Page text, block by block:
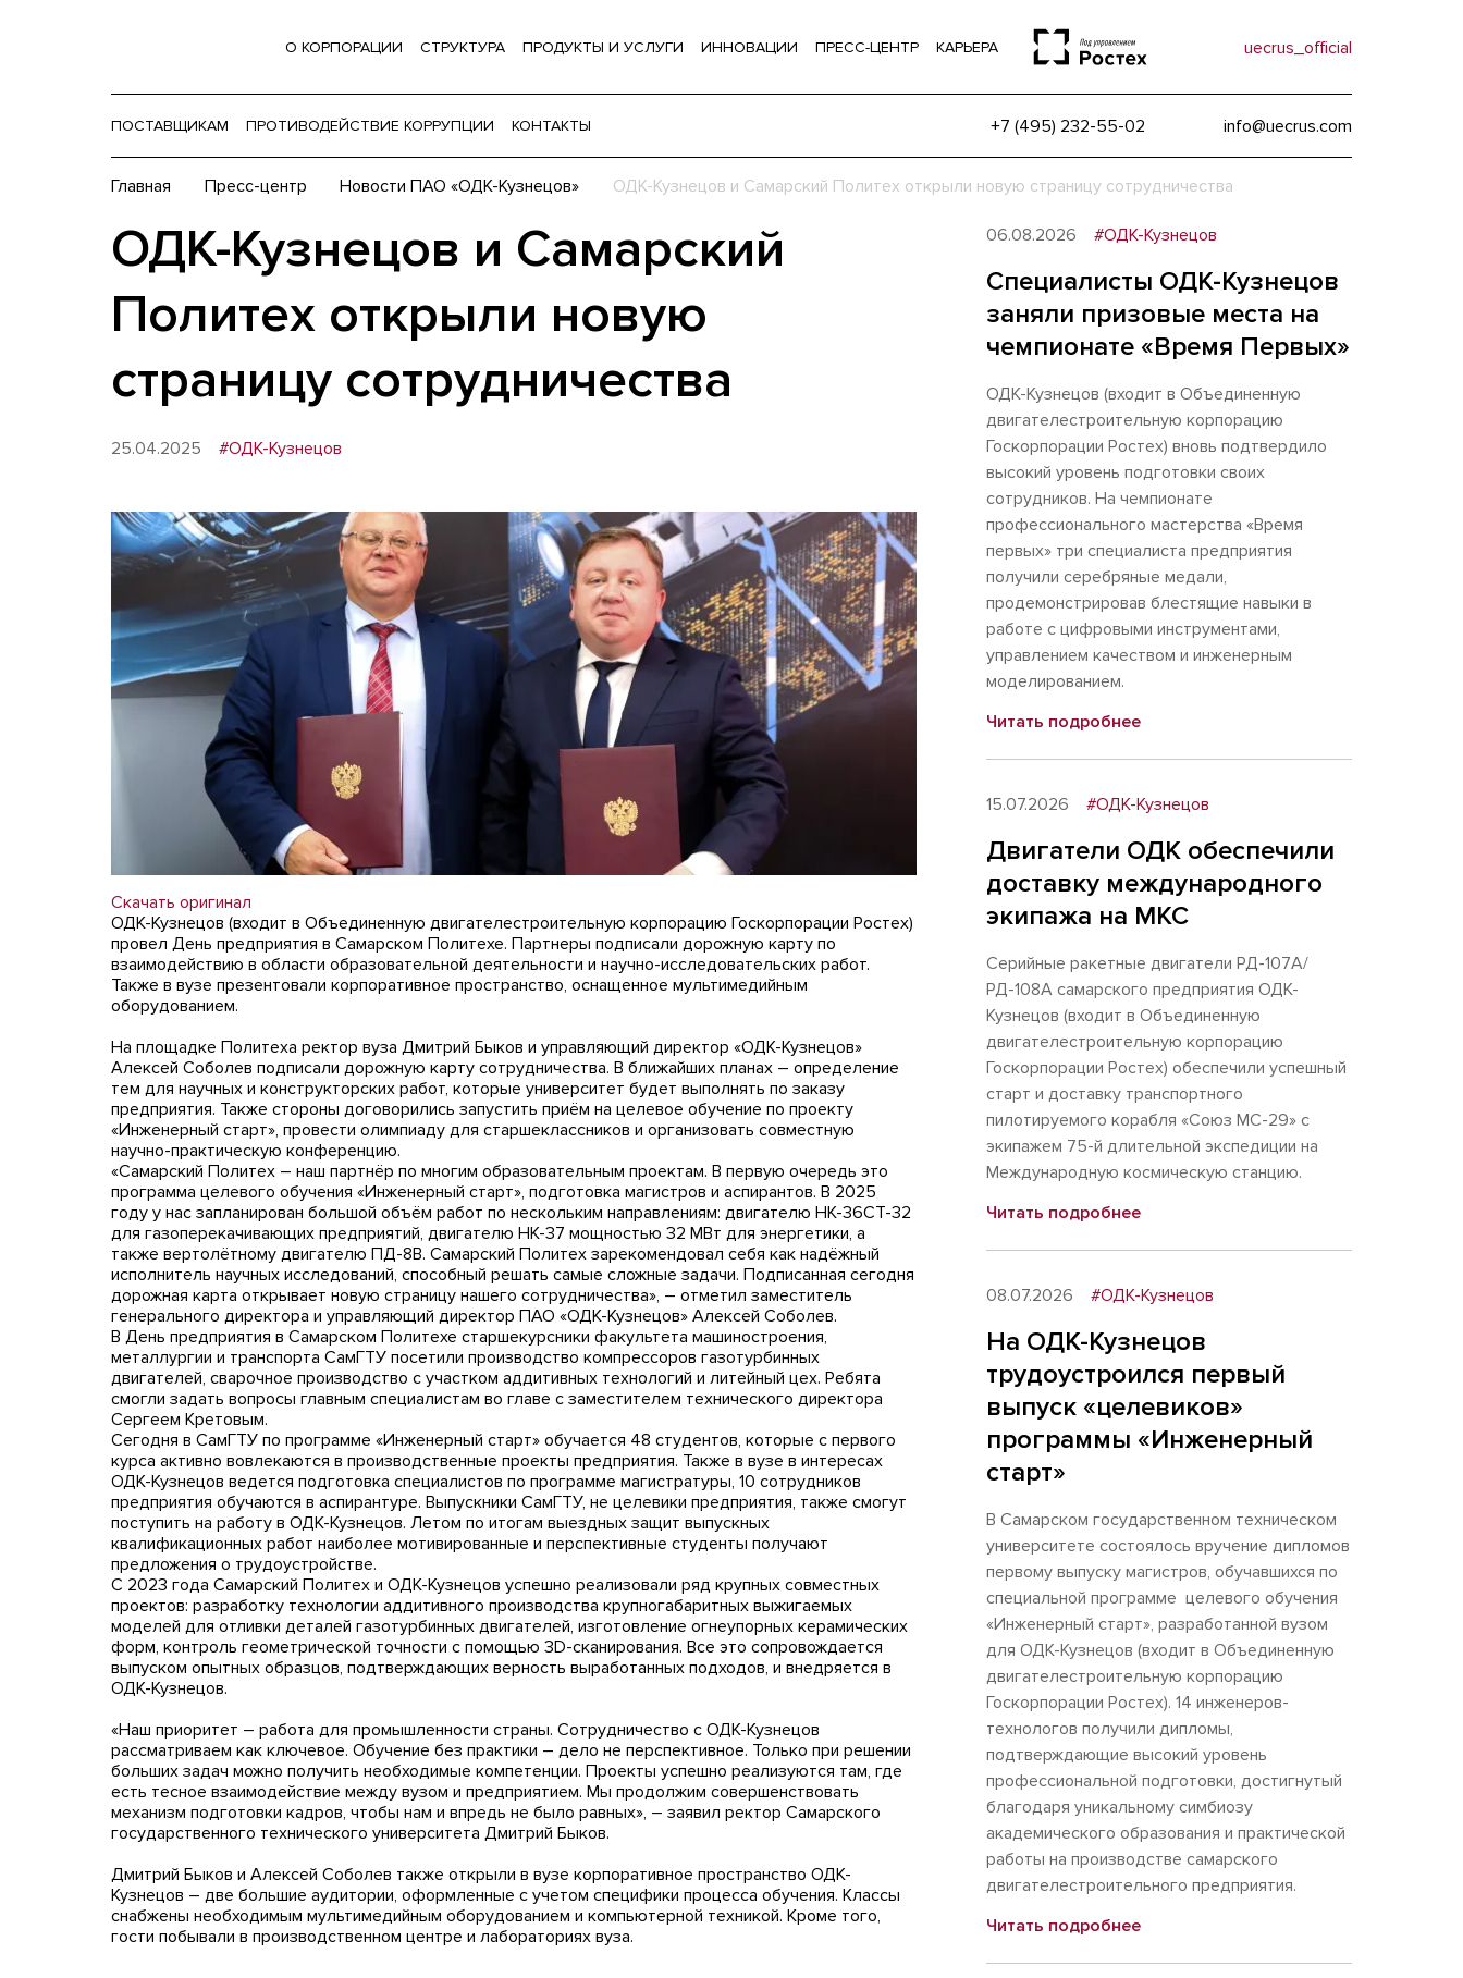
О КОРПОРАЦИИ СТРУКТУРА ПРОДУКТЫ И УСЛУГИ ИННОВАЦИИ ПРЕСС-ЦЕНТР КАРЬЕРА uecrus_official
ПОСТАВЩИКАМ ПРОТИВОДЕЙСТВИЕ КОРРУПЦИИ КОНТАКТЫ +7 (495) 232-55-02 info@uecrus.com
Главная Пресс-центр Новости ПАО «ОДК-Кузнецов» ОДК-Кузнецов и Самарский Политех открыли новую страницу сотрудничества
ОДК-Кузнецов и Самарский
Политех открыли новую
страницу сотрудничества
25.04.2025 #ОДК-Кузнецов
Скачать оригинал
ОДК-Кузнецов (входит в Объединенную двигателестроительную корпорацию Госкорпорации Ростех)
провел День предприятия в Самарском Политехе. Партнеры подписали дорожную карту по
взаимодействию в области образовательной деятельности и научно-исследовательских работ.
Также в вузе презентовали корпоративное пространство, оснащенное мультимедийным
оборудованием.
На площадке Политеха ректор вуза Дмитрий Быков и управляющий директор «ОДК-Кузнецов»
Алексей Соболев подписали дорожную карту сотрудничества. В ближайших планах – определение
тем для научных и конструкторских работ, которые университет будет выполнять по заказу
предприятия. Также стороны договорились запустить приём на целевое обучение по проекту
«Инженерный старт», провести олимпиаду для старшеклассников и организовать совместную
научно-практическую конференцию.
«Самарский Политех – наш партнёр по многим образовательным проектам. В первую очередь это
программа целевого обучения «Инженерный старт», подготовка магистров и аспирантов. В 2025
году у нас запланирован большой объём работ по нескольким направлениям: двигателю НК-36СТ-32
для газоперекачивающих предприятий, двигателю НК-37 мощностью 32 МВт для энергетики, а
также вертолётному двигателю ПД-8В. Самарский Политех зарекомендовал себя как надёжный
исполнитель научных исследований, способный решать самые сложные задачи. Подписанная сегодня
дорожная карта открывает новую страницу нашего сотрудничества», – отметил заместитель
генерального директора и управляющий директор ПАО «ОДК-Кузнецов» Алексей Соболев.
В День предприятия в Самарском Политехе старшекурсники факультета машиностроения,
металлургии и транспорта СамГТУ посетили производство компрессоров газотурбинных
двигателей, сварочное производство с участком аддитивных технологий и литейный цех. Ребята
смогли задать вопросы главным специалистам во главе с заместителем технического директора
Сергеем Кретовым.
Сегодня в СамГТУ по программе «Инженерный старт» обучается 48 студентов, которые с первого
курса активно вовлекаются в производственные проекты предприятия. Также в вузе в интересах
ОДК-Кузнецов ведется подготовка специалистов по программе магистратуры, 10 сотрудников
предприятия обучаются в аспирантуре. Выпускники СамГТУ, не целевики предприятия, также смогут
поступить на работу в ОДК-Кузнецов. Летом по итогам выездных защит выпускных
квалификационных работ наиболее мотивированные и перспективные студенты получают
предложения о трудоустройстве.
С 2023 года Самарский Политех и ОДК-Кузнецов успешно реализовали ряд крупных совместных
проектов: разработку технологии аддитивного производства крупногабаритных выжигаемых
моделей для отливки деталей газотурбинных двигателей, изготовление огнеупорных керамических
форм, контроль геометрической точности с помощью 3D-сканирования. Все это сопровождается
выпуском опытных образцов, подтверждающих верность выработанных подходов, и внедряется в
ОДК-Кузнецов.
«Наш приоритет – работа для промышленности страны. Сотрудничество с ОДК-Кузнецов
рассматриваем как ключевое. Обучение без практики – дело не перспективное. Только при решении
больших задач можно получить необходимые компетенции. Проекты успешно реализуются там, где
есть тесное взаимодействие между вузом и предприятием. Мы продолжим совершенствовать
механизм подготовки кадров, чтобы нам и впредь не было равных», – заявил ректор Самарского
государственного технического университета Дмитрий Быков.
Дмитрий Быков и Алексей Соболев также открыли в вузе корпоративное пространство ОДК-
Кузнецов – две большие аудитории, оформленные с учетом специфики процесса обучения. Классы
снабжены необходимым мультимедийным оборудованием и компьютерной техникой. Кроме того,
гости побывали в производственном центре и лабораториях вуза.
06.08.2026 #ОДК-Кузнецов
Специалисты ОДК-Кузнецов
заняли призовые места на
чемпионате «Время Первых»
ОДК-Кузнецов (входит в Объединенную
двигателестроительную корпорацию
Госкорпорации Ростех) вновь подтвердило
высокий уровень подготовки своих
сотрудников. На чемпионате
профессионального мастерства «Время
первых» три специалиста предприятия
получили серебряные медали,
продемонстрировав блестящие навыки в
работе с цифровыми инструментами,
управлением качеством и инженерным
моделированием.
Читать подробнее
15.07.2026 #ОДК-Кузнецов
Двигатели ОДК обеспечили
доставку международного
экипажа на МКС
Серийные ракетные двигатели РД-107А/
РД-108А самарского предприятия ОДК-
Кузнецов (входит в Объединенную
двигателестроительную корпорацию
Госкорпорации Ростех) обеспечили успешный
старт и доставку транспортного
пилотируемого корабля «Союз МС-29» с
экипажем 75-й длительной экспедиции на
Международную космическую станцию.
Читать подробнее
08.07.2026 #ОДК-Кузнецов
На ОДК-Кузнецов
трудоустроился первый
выпуск «целевиков»
программы «Инженерный
старт»
В Самарском государственном техническом
университете состоялось вручение дипломов
первому выпуску магистров, обучавшихся по
специальной программе целевого обучения
«Инженерный старт», разработанной вузом
для ОДК-Кузнецов (входит в Объединенную
двигателестроительную корпорацию
Госкорпорации Ростех). 14 инженеров-
технологов получили дипломы,
подтверждающие высокий уровень
профессиональной подготовки, достигнутый
благодаря уникальному симбиозу
академического образования и практической
работы на производстве самарского
двигателестроительного предприятия.
Читать подробнее